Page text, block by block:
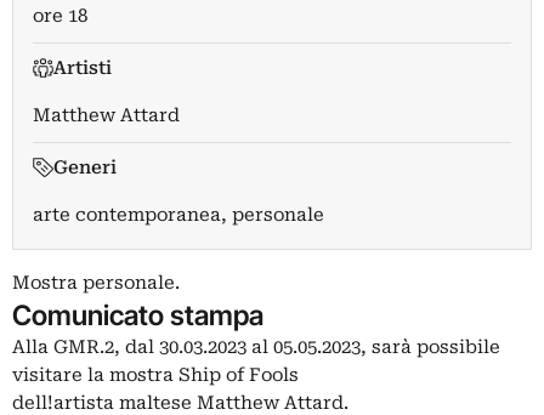
ore 18
Artisti
Matthew Attard
Generi
arte contemporanea, personale
Mostra personale.
Comunicato stampa
Alla GMR.2, dal 30.03.2023 al 05.05.2023, sarà possibile
visitare la mostra Ship of Fools
dell!artista maltese Matthew Attard.